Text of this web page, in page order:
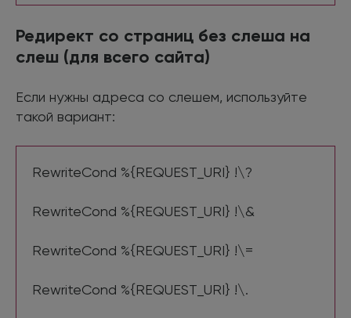
Редирект со страниц без слеша на
слеш (для всего сайта)
Если нужны адреса со слешем, используйте
такой вариант:
RewriteCond %{REQUEST_URI} !\?
RewriteCond %{REQUEST_URI} !\&
RewriteCond %{REQUEST_URI} !\=
RewriteCond %{REQUEST_URI} !\.